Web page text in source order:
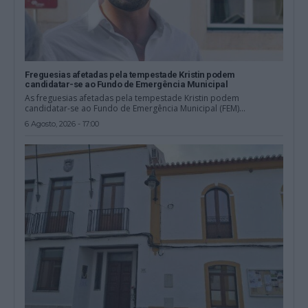
Freguesias afetadas pela tempestade Kristin podem
candidatar-se ao Fundo de Emergência Municipal
As freguesias afetadas pela tempestade Kristin podem
candidatar-se ao Fundo de Emergência Municipal (FEM)...
6 Agosto, 2026 - 17:00